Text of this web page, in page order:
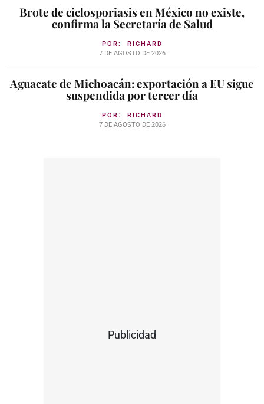
Brote de ciclosporiasis en México no existe,
confirma la Secretaría de Salud
POR: RICHARD
7 DE AGOSTO DE 2026
Aguacate de Michoacán: exportación a EU sigue
suspendida por tercer día
POR: RICHARD
7 DE AGOSTO DE 2026
Publicidad